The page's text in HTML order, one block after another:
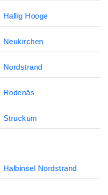
Hallig Hooge
Neukirchen
Nordstrand
Rodenäs
Struckum
Halbinsel Nordstrand